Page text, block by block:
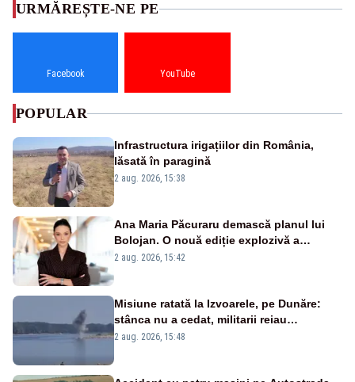
URMĂREȘTE-NE PE
Facebook YouTube
POPULAR
Infrastructura irigațiilor din România,
lăsată în paragină
2 aug. 2026, 15:38
Ana Maria Păcuraru demască planul lui
Bolojan. O nouă ediție explozivă a
emisiunii „Miza Zilei” la Realitatea PLUS
2 aug. 2026, 15:42
Misiune ratată la Izvoarele, pe Dunăre:
stânca nu a cedat, militarii reiau
detonările luni – VIDEO
2 aug. 2026, 15:48